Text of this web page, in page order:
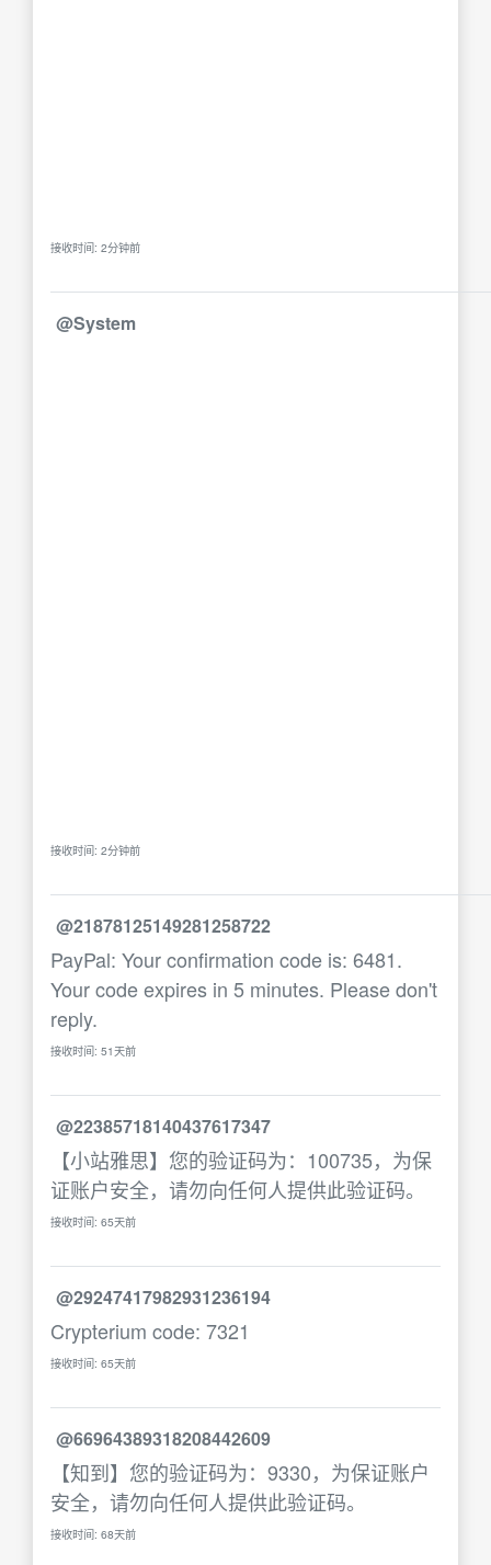
接收时间: 2分钟前
@System
接收时间: 2分钟前
@21878125149281258722
PayPal: Your confirmation code is: 6481.
Your code expires in 5 minutes. Please don't
reply.
接收时间: 51天前
@22385718140437617347
【小站雅思】您的验证码为：100735，为保
证账户安全，请勿向任何人提供此验证码。
接收时间: 65天前
@29247417982931236194
Crypterium code: 7321
接收时间: 65天前
@66964389318208442609
【知到】您的验证码为：9330，为保证账户
安全，请勿向任何人提供此验证码。
接收时间: 68天前